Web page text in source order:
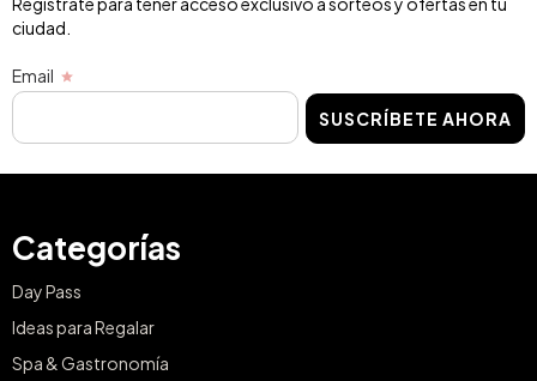
ciudad.
Email
SUSCRÍBETE AHORA
Categorías
Day Pass
Ideas para Regalar
Spa & Gastronomía